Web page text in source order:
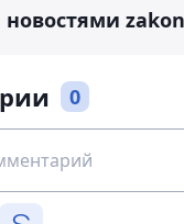
новостями
0